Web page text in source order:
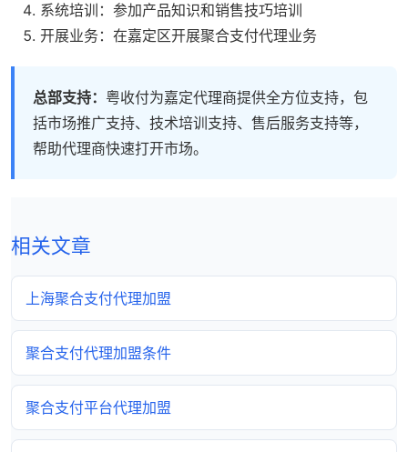
系统培训：参加产品知识和销售技巧培训
开展业务：在嘉定区开展聚合支付代理业务
总部支持： 粤收付为嘉定代理商提供全方位支持，包
括市场推广支持、技术培训支持、售后服务支持等，
帮助代理商快速打开市场。
相关文章
上海聚合支付代理加盟
聚合支付代理加盟条件
聚合支付平台代理加盟